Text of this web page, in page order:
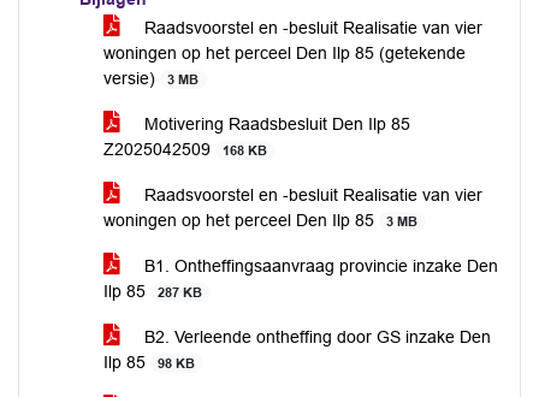
Raadsvoorstel en -besluit Realisatie van vier
woningen op het perceel Den Ilp 85 (getekende
versie)
3 MB
Motivering Raadsbesluit Den Ilp 85
Z2025042509
168 KB
Raadsvoorstel en -besluit Realisatie van vier
woningen op het perceel Den Ilp 85
3 MB
B1. Ontheffingsaanvraag provincie inzake Den
Ilp 85
287 KB
B2. Verleende ontheffing door GS inzake Den
Ilp 85
98 KB